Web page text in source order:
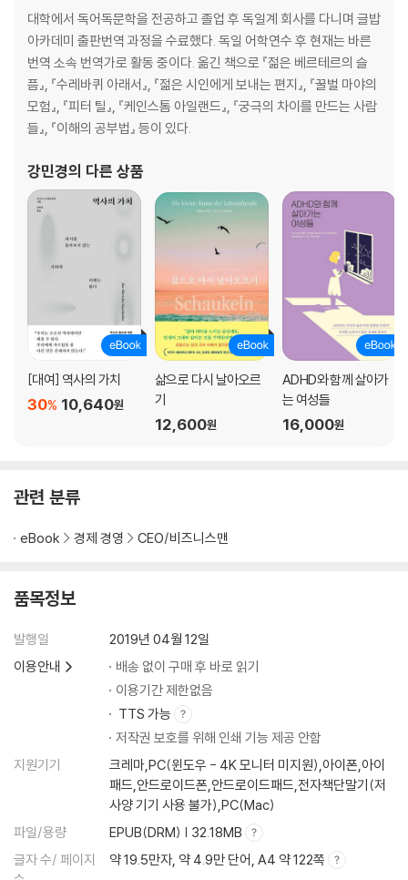
철학자를 CEO에 앉힌 이유
인공지능과 인간의 공동 작업
안전과 사생활 보호, 무엇이 우선인가?
데이터와 ‘대화’하는 최강의 엔지니어들
기술 혁신의 비밀은 무한 상상력을 가진 작은 팀
팰런티어의 그늘
4장 ‘역발상’이 답이다_성공 스타트업의 조건
《제로 투 원》의 탄생
파괴적 사고로 기회를 포착하라
실패하지 않는 스타트업의 열 가지 규칙
2부 미래 자본을 설계하는 ‘미다스의 손’_피터 틸의 투자 황금률
5장 어디에 투자할 것인가_투자를 판단하는 틸의 접근법
틸의 기업 평가 방식
마지막 수를 연구하라
‘경제적 해자’를 만든 구글과 애플
6장 미래 시장을 선점하라_특이하고 야심 찬 틸의 투자사들
현대판 버크셔 해서웨이 ‘미스릴 캐피털’
투자 후보와의 연결고리를 만드는 ‘와이콤비네이터’
7장 워런 버핏 vs. 피터 틸_두 투자 귀재의 공통점과 차이점
엄선하고 또 엄선하라
수비 범위를 공고히 하라
장기적 관점을 가져라
숨겨진 문으로 들어가라
유행어를 피하라
자기 발로 일어서라
단단한 우정을 쌓아라
* Case Study_피터 틸의 투자 사례 분석
대학에서 독어독문학을 전공하고 졸업 후 독일계 회사를 다니며 글밥
아카데미 출판번역 과정을 수료했다. 독일 어학연수 후 현재는 바른
번역 소속 번역가로 활동 중이다. 옮긴 책으로 『젊은 베르테르의 슬
픔』, 『수레바퀴 아래서』, 『젊은 시인에게 보내는 편지』, 『꿀벌 마야의
모험』, 『피터 틸』, 『케인스톰 아일랜드』, 『궁극의 차이를 만드는 사람
들』, 『이해의 공부법』 등이 있다.
강민경의 다른 상품
[대여] 역사의 가치
10,640원
30%
삶으로 다시 날아오르
기
12,600원
ADHD와 함께 살아가
는 여성들
16,000원
관련 분류
eBook 경제 경영 CEO/비즈니스맨
품목정보
발행일
2019년 04월 12일
이용안내
배송 없이 구매 후 바로 읽기
이용기간 제한없음
TTS 가능
저작권 보호를 위해 인쇄 기능 제공 안함
지원기기
크레마,PC(윈도우 - 4K 모니터 미지원),아이폰,아이
패드,안드로이드폰,안드로이드패드,전자책단말기(저
사양 기기 사용 불가),PC(Mac)
파일/용량
EPUB(DRM) | 32.18MB
글자 수/ 페이지
약 19.5만자, 약 4.9만 단어, A4 약 122쪽